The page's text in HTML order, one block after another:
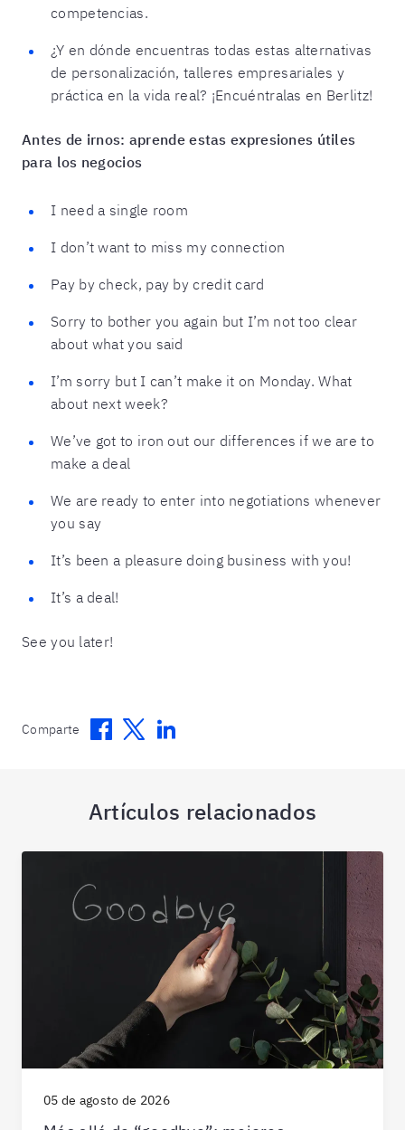
competencias.
¿Y en dónde encuentras todas estas alternativas
de personalización, talleres empresariales y
práctica en la vida real? ¡Encuéntralas en Berlitz!
Antes de irnos: aprende estas expresiones útiles
para los negocios
I need a single room
I don’t want to miss my connection
Pay by check, pay by credit card
Sorry to bother you again but I’m not too clear
about what you said
I’m sorry but I can’t make it on Monday. What
about next week?
We’ve got to iron out our differences if we are to
make a deal
We are ready to enter into negotiations whenever
you say
It’s been a pleasure doing business with you!
It’s a deal!
See you later!
Comparte Facebook
TwitterLinkedin
Artículos relacionados
05 de agosto de 2026